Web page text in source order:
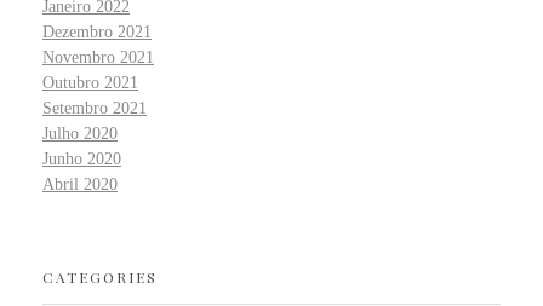
Janeiro 2022
Dezembro 2021
Novembro 2021
Outubro 2021
Setembro 2021
Julho 2020
Junho 2020
Abril 2020
CATEGORIES